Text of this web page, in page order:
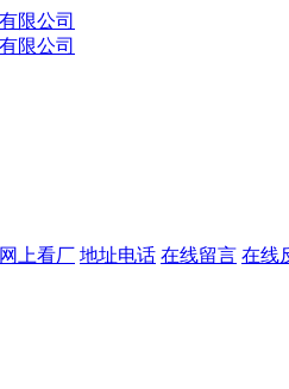
网上看厂 地址电话 在线留言 在线